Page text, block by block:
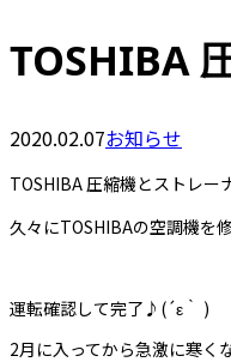
TOSHIBA
2020.02.07お知らせ
TOSHIBA 圧縮機とストレ
久々にTOSHIBAの空調機を
運転確認して完了♪(´ε｀ )
2月に入ってから急激に寒く